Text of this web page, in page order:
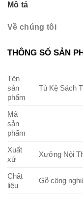
Mô tả
Về chúng tôi
THÔNG SỐ SẢN
Tên
sản
phẩm
Tủ Kệ Sách
Mã
sản
phẩm
Xuất
xứ
Xưởng Nội
Chất
liệu
Gỗ công